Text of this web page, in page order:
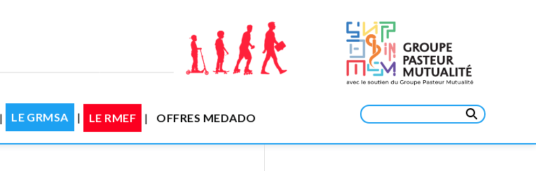
LE GRMSA LE RMEF OFFRES MEDADO Rechercher :